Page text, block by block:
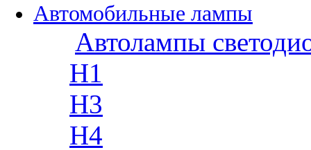
Автомобильные лампы
Автолампы
H1
H3
H4